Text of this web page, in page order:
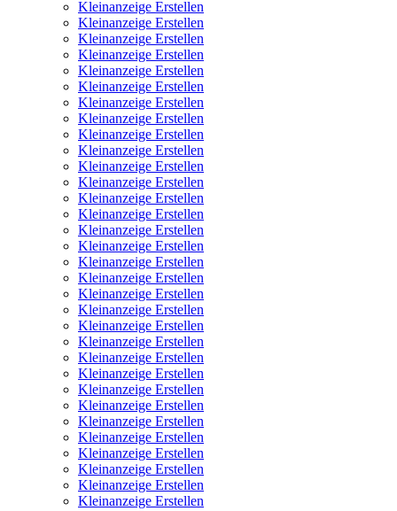
Kleinanzeige Erstellen
Kleinanzeige Erstellen
Kleinanzeige Erstellen
Kleinanzeige Erstellen
Kleinanzeige Erstellen
Kleinanzeige Erstellen
Kleinanzeige Erstellen
Kleinanzeige Erstellen
Kleinanzeige Erstellen
Kleinanzeige Erstellen
Kleinanzeige Erstellen
Kleinanzeige Erstellen
Kleinanzeige Erstellen
Kleinanzeige Erstellen
Kleinanzeige Erstellen
Kleinanzeige Erstellen
Kleinanzeige Erstellen
Kleinanzeige Erstellen
Kleinanzeige Erstellen
Kleinanzeige Erstellen
Kleinanzeige Erstellen
Kleinanzeige Erstellen
Kleinanzeige Erstellen
Kleinanzeige Erstellen
Kleinanzeige Erstellen
Kleinanzeige Erstellen
Kleinanzeige Erstellen
Kleinanzeige Erstellen
Kleinanzeige Erstellen
Kleinanzeige Erstellen
Kleinanzeige Erstellen
Kleinanzeige Erstellen